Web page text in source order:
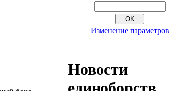
Изменение параметров
Новости